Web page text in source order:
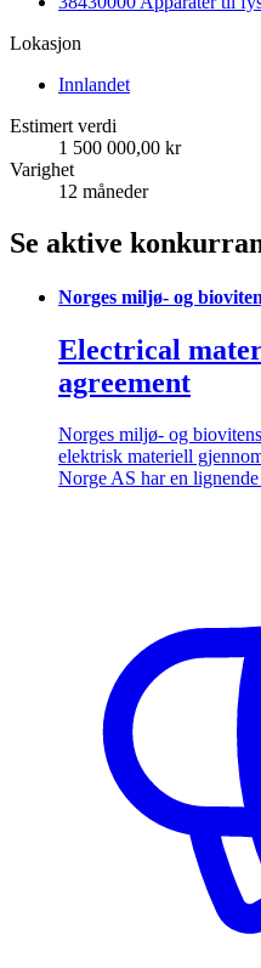
Lokasjon
Innlandet
Estimert verdi
1 500 000,00 kr
Varighet
12 måneder
Se aktive
Norges miljø- og
Electrical
agreement
Norges miljø- og
elektrisk materiell
Norge AS har en